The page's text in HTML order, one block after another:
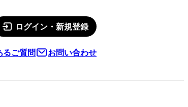
ログイン・新規登録
るご質問 お問い合わせ